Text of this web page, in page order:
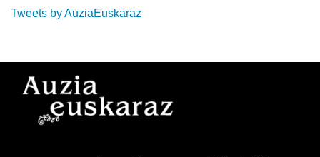
Tweets by AuziaEuskaraz